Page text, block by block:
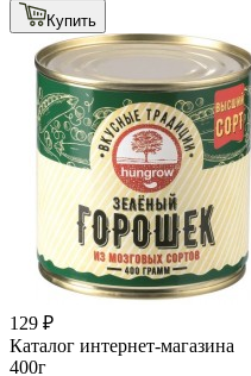
Купить
129 ₽
Каталог интернет-магазина
400г